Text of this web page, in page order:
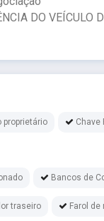
DO VEÍCULO
proprietário Chave
Bancos de
traseiro Farol de